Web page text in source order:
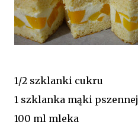
1/2 szklanki cukru
1 szklanka mąki pszennej
100 ml mleka